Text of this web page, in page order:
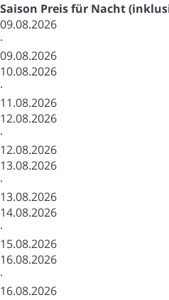
Saison Preis für Nacht
09.08.2026
·
09.08.2026
10.08.2026
·
11.08.2026
12.08.2026
·
12.08.2026
13.08.2026
·
13.08.2026
14.08.2026
·
15.08.2026
16.08.2026
·
16.08.2026